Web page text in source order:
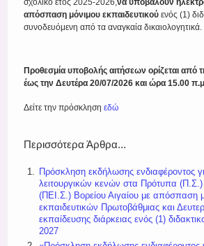
σχολικό έτος 2025-2026,να υποβάλουν
απόσπαση μόνιμου εκπαιδευτικού ενός (1)
συνοδευόμενη από τα αναγκαία δικαιολογητικά.
Προθεσμία υποβολής αιτήσεων ορίζεται από
έως την Δευτέρα 20/07/2026 και ώρα 15.00
Δείτε την πρόσκλησηεδώ
Περισσότερα Άρθρα...
Πρόσκληση εκδήλωσης ενδιαφέροντος
λειτουργικών κενών στα Πρότυπα (Π.Σ.)
(ΠΕΙ.Σ.) Βορείου Αιγαίου με απόσπαση
εκπαιδευτικών Πρωτοβάθμιας και
εκπαίδευσης διάρκειας ενός (1)
2027